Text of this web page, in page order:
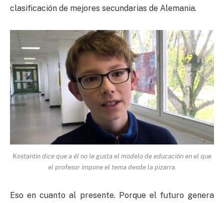
clasificación de mejores secundarias de Alemania.
Kostantin dice que a él no le gusta el modelo de educación en el que
el profesor impone el tema desde la pizarra.
Eso en cuanto al presente. Porque el futuro genera